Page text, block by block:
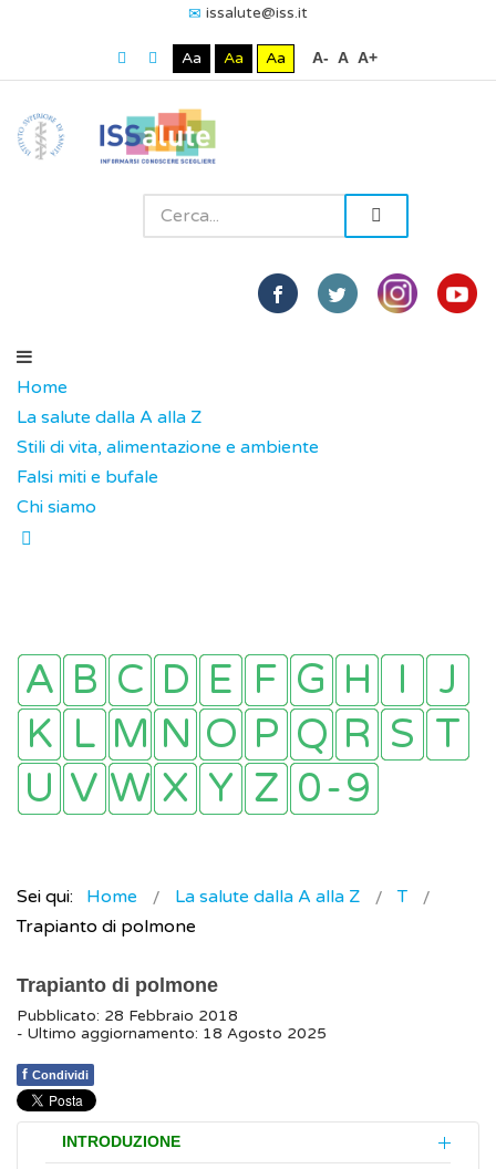
issalute@iss.it
Aa Aa Aa A- A A+
Home
La salute dalla A alla Z
Stili di vita, alimentazione e ambiente
Falsi miti e bufale
Chi siamo
Sei qui: Home La salute dalla A alla Z
T
Trapianto di polmone
Trapianto di polmone
Pubblicato: 28 Febbraio 2018
- Ultimo aggiornamento: 18 Agosto 2025
f Condividi
INTRODUZIONE